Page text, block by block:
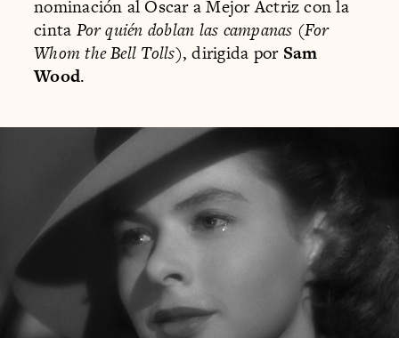
nominación al Oscar a Mejor Actriz con la
cinta Por quién doblan las campanas (For
Whom the Bell Tolls), dirigida por Sam
Wood.